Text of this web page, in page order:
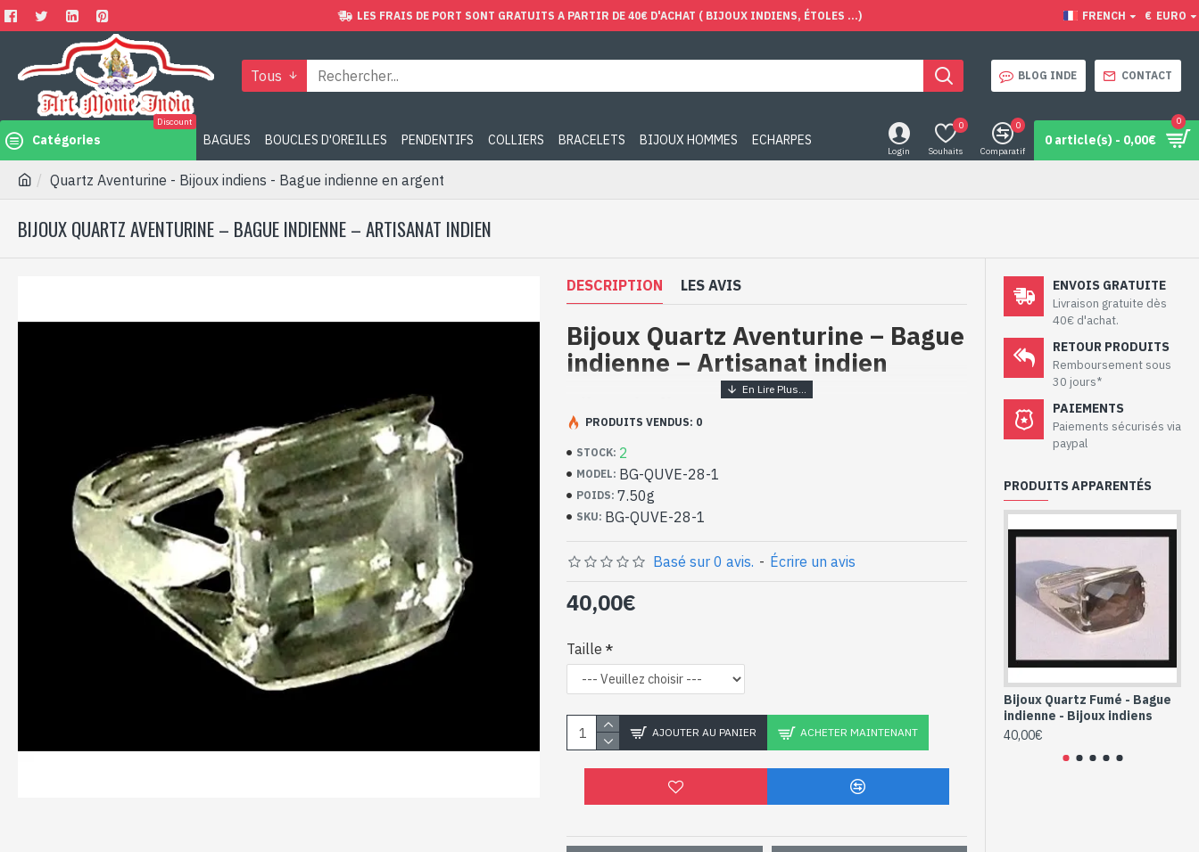
LES FRAIS DE PORT SONT GRATUITS A PARTIR DE 40€ D'ACHAT ( BIJOUX INDIENS, ÉTOLES ...) FRENCH € EURO
Tous BLOG INDE CONTACT
Catégories
Discount
BAGUES BOUCLES D'OREILLES PENDENTIFS COLLIERS BRACELETS BIJOUX HOMMES ECHARPES
Login Souhaits
0
Comparatif
0
0 article(s) - 0,00€
0
Quartz Aventurine - Bijoux indiens - Bague indienne en argent
BIJOUX QUARTZ AVENTURINE – BAGUE INDIENNE – ARTISANAT INDIEN
DESCRIPTION LES AVIS
Bijoux Quartz Aventurine – Bague
indienne – Artisanat indien
Bijoux indiens artisanaux - Bague
argent massif et Quartz Aventurine
- Bague en argent véritable 925/1000
- Faite à la main à Jaipur ( INDE )
- Pierre sertie par 4 griffes, taillée à la main, forme rectangulaire
- Taille de la pierre : 14mm x 11mm approx
-Livrée avec un petit sac artisanal
Bague indienne argent et Quartz
Aventurine naturel de forme
rectangulaire (BG-QUVE-28-1)
STOCK: 2
MODEL: BG-QUVE-28-1
POIDS: 7.50g
SKU: BG-QUVE-28-1
PRODUITS VENDUS: 0
Basé sur 0 avis. - Écrire un avis
40,00€
Taille
AJOUTER AU PANIER ACHETER MAINTENANT
ENVOIS GRATUITE
Livraison gratuite dès
40€ d'achat.
RETOUR PRODUITS
Remboursement sous
30 jours*
PAIEMENTS
Paiements sécurisés via
paypal
PRODUITS APPARENTÉS
Bijoux Quartz Fumé - Bague
indienne - Bijoux indiens
40,00€